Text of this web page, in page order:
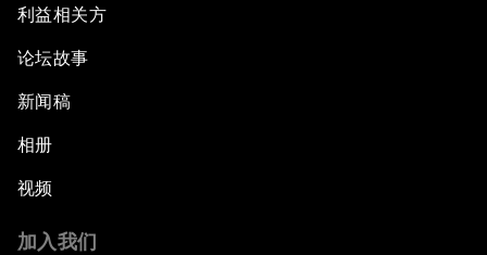
利益相关方
论坛故事
新闻稿
相册
视频
加入我们